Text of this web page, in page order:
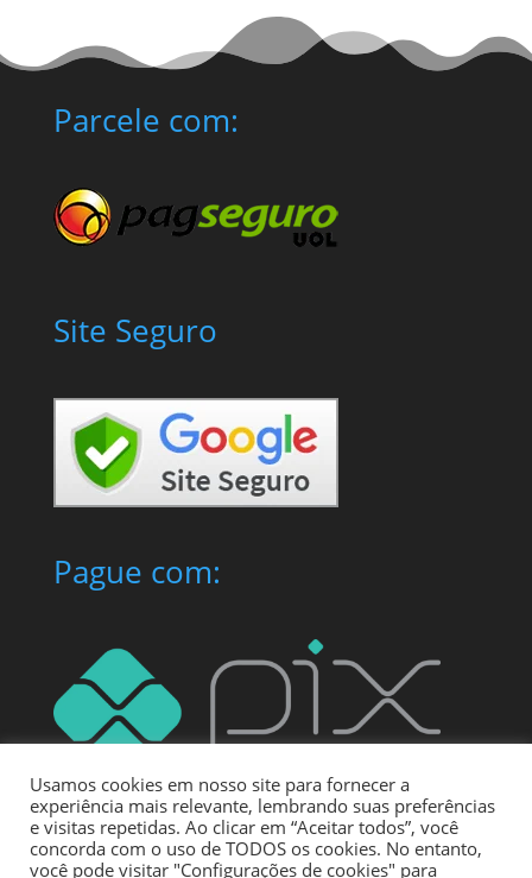
Parcele com:
Site Seguro
Pague com:
Usamos cookies em nosso site para fornecer a
experiência mais relevante, lembrando suas preferências
e visitas repetidas. Ao clicar em “Aceitar todos”, você
concorda com o uso de TODOS os cookies. No entanto,
você pode visitar "Configurações de cookies" para